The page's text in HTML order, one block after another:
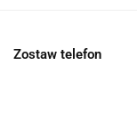
Zostaw telefon